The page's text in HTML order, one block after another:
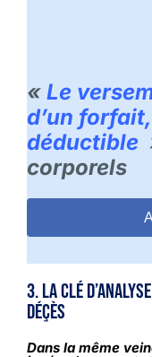
« Le
d’un
déductible
corporels
3. La clé
déçès
Dans la même